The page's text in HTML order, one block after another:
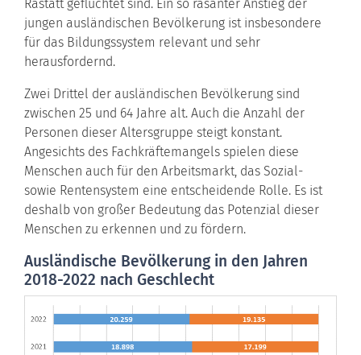
Rastatt geflüchtet sind. Ein so rasanter Anstieg der
jungen ausländischen Bevölkerung ist insbesondere
für das Bildungssystem relevant und sehr
herausfordernd.
Zwei Drittel der ausländischen Bevölkerung sind
zwischen 25 und 64 Jahre alt. Auch die Anzahl der
Personen dieser Altersgruppe steigt konstant.
Angesichts des Fachkräftemangels spielen diese
Menschen auch für den Arbeitsmarkt, das Sozial-
sowie Rentensystem eine entscheidende Rolle. Es ist
deshalb von großer Bedeutung das Potenzial dieser
Menschen zu erkennen und zu fördern.
Ausländische Bevölkerung in den Jahren
2018-2022 nach Geschlecht